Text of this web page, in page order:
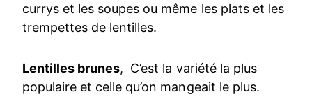
currys et les soupes ou même les plats et les
trempettes de lentilles.
Lentilles brunes, C’est la variété la plus
populaire et celle qu’on mangeait le plus.